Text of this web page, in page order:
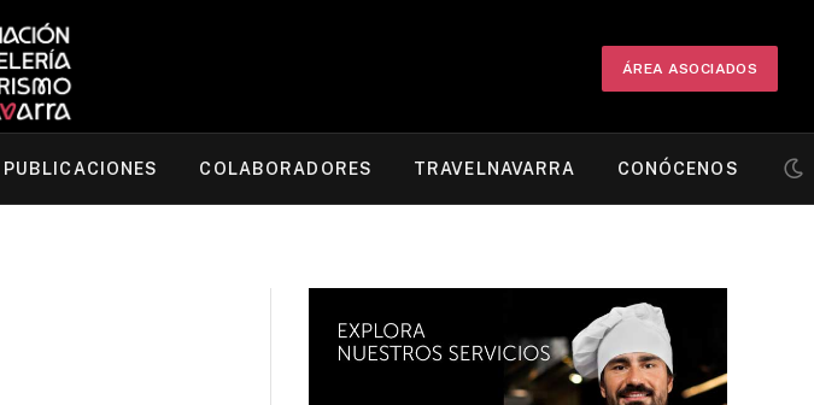
ÁREA ASOCIADOS
PUBLICACIONES COLABORADORES TRAVELNAVARRA CONÓCENOS